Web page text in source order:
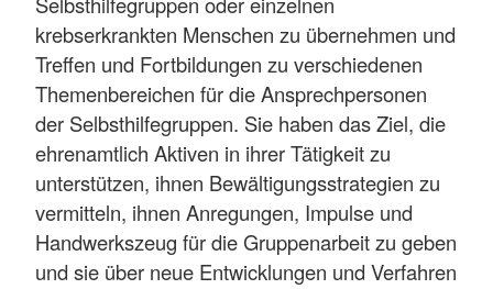
krebserkrankten Menschen zu übernehmen und
Treffen und Fortbildungen zu verschiedenen
Themenbereichen für die Ansprechpersonen
der Selbsthilfegruppen. Sie haben das Ziel, die
ehrenamtlich Aktiven in ihrer Tätigkeit zu
unterstützen, ihnen Bewältigungsstrategien zu
vermitteln, ihnen Anregungen, Impulse und
Handwerkszeug für die Gruppenarbeit zu geben
und sie über neue Entwicklungen und Verfahren